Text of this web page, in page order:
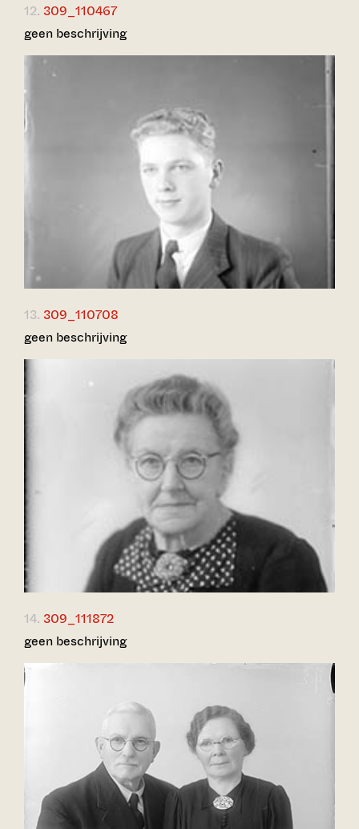
12. 309_110467
geen beschrijving
13. 309_110708
geen beschrijving
14. 309_111872
geen beschrijving